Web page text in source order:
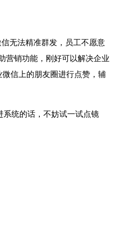
无法精准群发，员工不愿意
营销功能，刚好可以解决企业
信上的朋友圈进行点赞，辅
统的话，不妨试一试点镜